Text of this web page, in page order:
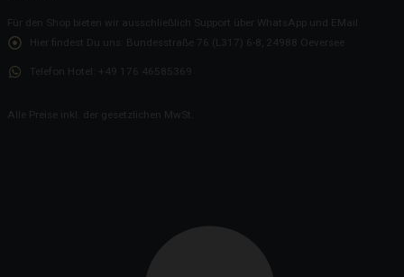
Für den Shop bieten wir ausschließlich Support über WhatsApp und EMail
Hier findest Du uns:
Bundesstraße 76 (L317) 6-8, 24988 Oeversee
Telefon Hotel: +49 176 46585369
Alle Preise inkl. der gesetzlichen MwSt.